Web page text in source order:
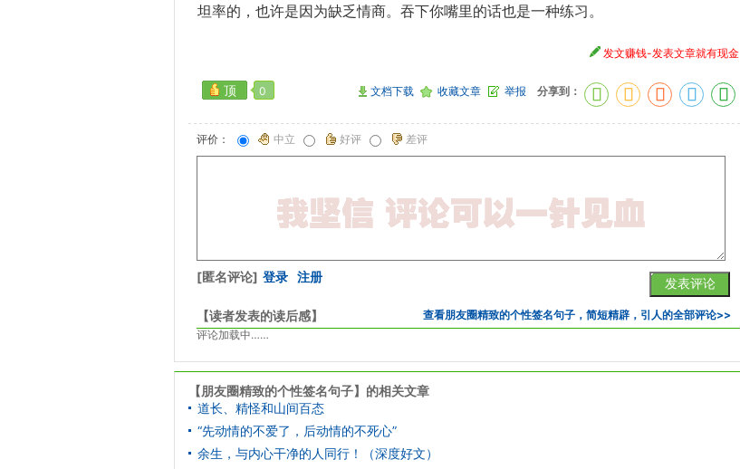
坦率的，也许是因为缺乏情商。吞下你嘴里的话也是一种练习。
发文赚钱-发表文章就有现金
顶 0 文档下载 收藏文章 举报 分享到：
评价： 中立 好评 差评
[匿名评论] 登录 注册
【读者发表的读后感】 查看朋友圈精致的个性签名句子，简短精辟，引人的全部评论>>
评论加载中……
【朋友圈精致的个性签名句子】的相关文章
道长、精怪和山间百态
“先动情的不爱了，后动情的不死心”
余生，与内心干净的人同行！（深度好文）